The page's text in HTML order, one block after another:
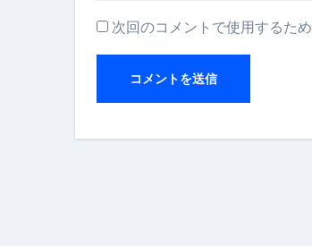
次回のコメントで使用するた